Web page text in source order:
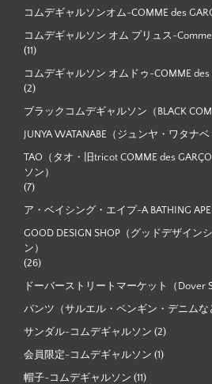
コムデギャルソンオム-COMME des
コムデギャルソン オム プリュス-
(11)
コムデギャルソン オムドゥ-COMME des
(2)
ブラックコムデギャルソン（BLACK
JUNYA WATANABE（ジュンヤ・ワタナ
TAO（タオ・旧tricot COMME des
ソン）
(7)
ア・ベイシング・エイプ-A BATHING
GOOD DESIGN SHOP（グッドデザイン
ン）
(26)
ドーバーストリートマーケット（Dover
パンツ（サルエル・ペンギン・デニム
サンダル-コムデギャルソン (2)
会員限定-コムデギャルソン (1)
帽子-コムデギャルソン (11)